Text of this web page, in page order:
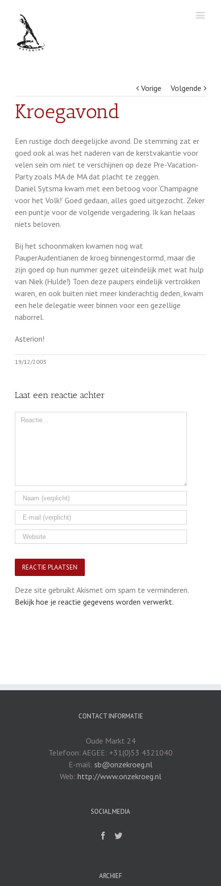
Vorige Volgende
Kroegavond
Een rustige doch deegelijcke avond. De stemming zat er
goed ook al was het naderen van de kerstvakantie voor
velen sein om niet te verschijnen op deze Pre-Vacation-
Party zoals MA de MA dat placht te zeggen.
Daniel Sytsma kwam met een betoog voor ‘Champagne
voor het Volk!’ Goed gedaan, alles goed uitgezocht. Zeker
een puntje voor de volgende vergadering. Ik kan helaas
niets beloven.
Bij het schoonmaken kwamen nog wat
PauperAudentianen de kroeg binnengestormd, maar die
zijn goed op hun nummer gezet uiteindelijk met wat hulp
van Niek (Hulde!) Toen deze paupers eindelijk vertrokken
waren, en ook buiten niet meer kinderachtig deden, kwam
een hele delegatie weer binnen voor een gezellige
naborrel.
Asterion!
19/12/2003
Laat een reactie achter
Comment
Deze site gebruikt Akismet om spam te verminderen.
Bekijk hoe je reactie gegevens worden verwerkt.
CONTACT INFORMATIE
Oude Markt 24
Telefoon: AEGEE: +31(0)53 4321040
E-mail: sb@onzekroeg.nl
Web: http://www.onzekroeg.nl
SOCIAL MEDIA
ARCHIEF